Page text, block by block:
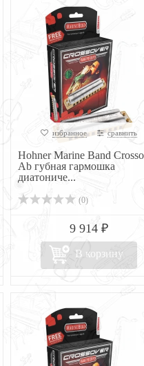
избранное сравнить
Hohner Marine Band
Ab губная гармошка
диатониче...
(0)
9 914 ₽
В корзину